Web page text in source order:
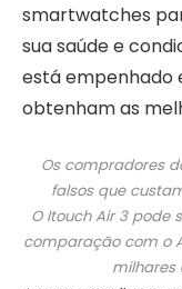
smartwatches
sua saúde e
está empenhado
obtenham as
Os compradores
falsos que
O Itouch Air 3 pode
comparação com o
milhares